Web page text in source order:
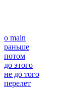
o main
раньше
потом
до этого
не до того
перелет